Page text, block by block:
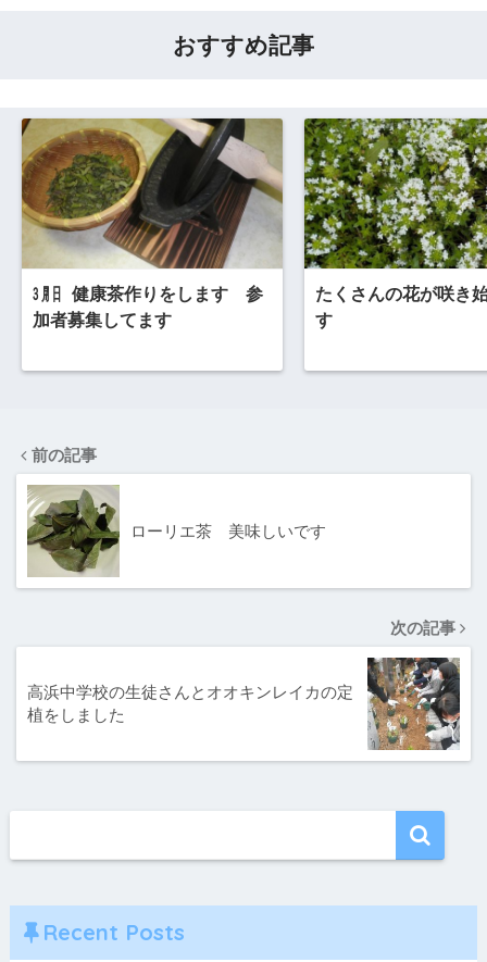
おすすめ記事
㋂㏦ 健康茶作りをします 参
加者募集してます
たくさんの花が咲き
す
前の記事
ローリエ茶 美味しいです
次の記事
高浜中学校の生徒さんとオオキンレイカの定
植をしました
Recent Posts